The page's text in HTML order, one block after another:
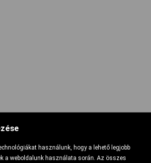
használunk, hogy a lehető legjobb
a weboldalunk használata során. Az összes